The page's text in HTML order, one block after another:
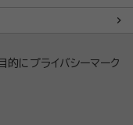
にプライバシーマーク